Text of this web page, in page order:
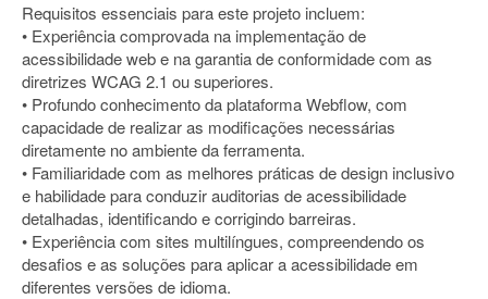
Requisitos essenciais para este projeto incluem:
• Experiência comprovada na implementação de
acessibilidade web e na garantia de conformidade com as
diretrizes WCAG 2.1 ou superiores.
• Profundo conhecimento da plataforma Webflow, com
capacidade de realizar as modificações necessárias
diretamente no ambiente da ferramenta.
• Familiaridade com as melhores práticas de design inclusivo
e habilidade para conduzir auditorias de acessibilidade
detalhadas, identificando e corrigindo barreiras.
• Experiência com sites multilíngues, compreendendo os
desafios e as soluções para aplicar a acessibilidade em
diferentes versões de idioma.